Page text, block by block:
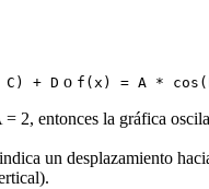
+ D o f(x) = A *
2, entonces la gráfica
un desplazamiento